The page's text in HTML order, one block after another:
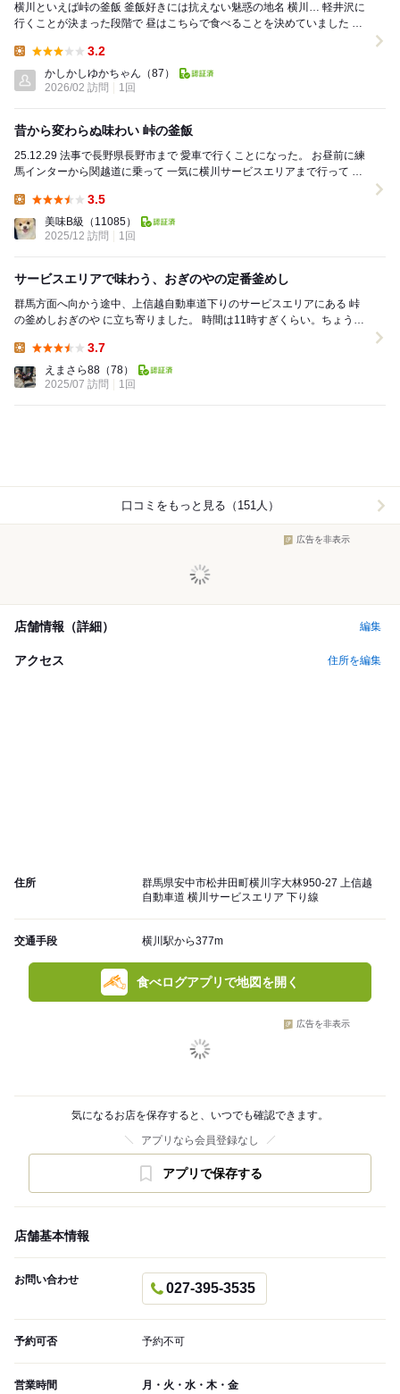
横川といえば峠の釜飯 釜飯好きには抗えない魅惑の地名 横川… 軽井沢に
行くことが決まった段階で 昼はこちらで食べることを決めていました 軽
3.2
かしかしゆかちゃん （87）
2026/02 訪問
1回
昔から変わらぬ味わい 峠の釜飯
25.12.29 法事で長野県長野市まで 愛車で行くことになった。 お昼前に練
馬インターから関越道に乗って 一気に横川サービスエリアまで行って こ
3.5
美味B級 （11085）
2025/12 訪問
1回
サービスエリアで味わう、おぎのやの定番釜めし
群馬方面へ向かう途中、上信越自動車道下りのサービスエリアにある 峠
の釜めしおぎのや に立ち寄りました。 時間は11時すぎくらい。ちょうど
3.7
えまさら88 （78）
2025/07 訪問
1回
口コミをもっと見る（151人）
広告を非表示
店舗情報（詳細） 編集
アクセス 住所を編集
住所
群馬県安中市松井田町横川字大林950-27 上信越
自動車道 横川サービスエリア 下り線
交通手段 横川駅から377m
食べログアプリで地図を開く
広告を非表示
気になるお店を保存すると、いつでも確認できます。
アプリなら会員登録なし
アプリで保存する
店舗基本情報
お問い合わせ
027-395-3535
予約可否 予約不可
営業時間 月・火・水・木・金